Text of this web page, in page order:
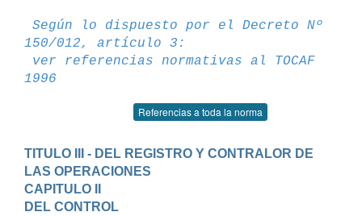
Según lo dispuesto por el Decreto Nº
150/012, artículo 3:
ver referencias normativas al TOCAF
1996
Referencias a toda la norma
TITULO III - DEL REGISTRO Y CONTRALOR DE
LAS OPERACIONES
CAPITULO II
DEL CONTROL